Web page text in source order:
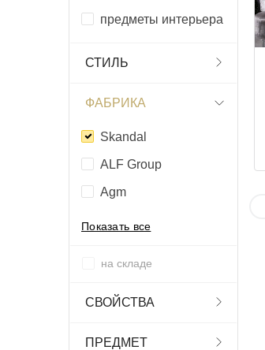
предметы интерьера
СТИЛЬ
ФАБРИКА
Skandal
ALF Group
Agm
Показать все
на складе
СВОЙСТВА
ПРЕДМЕТ